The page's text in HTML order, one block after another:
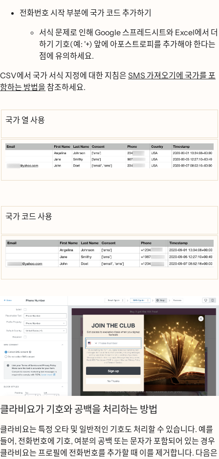
전화번호 시작 부분에 국가 코드 추가하기
서식 문제로 인해 Google 스프레드시트와 Excel에서 더
하기 기호(예: '+) 앞에 아포스트로피를 추가해야 한다는
점에 유의하세요.
CSV에서 국가 서식 지정에 대한 지침은 SMS 가져오기에 국가를 포
함하는 방법을 참조하세요.
국가 열 사용
국가 코드 사용
클라비요가 기호와 공백을 처리하는 방법
클라비요는 특정 오타 및 일반적인 기호도 처리할 수 있습니다. 예를
들어, 전화번호에 기호, 여분의 공백 또는 문자가 포함되어 있는 경우
클라비요는 프로필에 전화번호를 추가할 때 이를 제거합니다. 다음은